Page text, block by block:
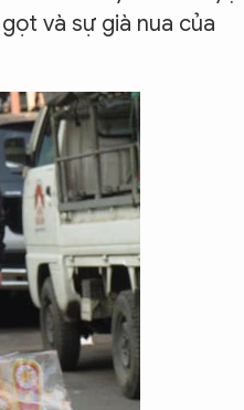
và sự già nua của